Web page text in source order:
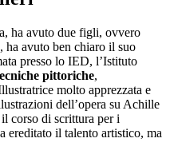
ha avuto due figli, ovvero
ha avuto ben chiaro il suo
presso lo IED, l’Istituto
pittoriche,
molto apprezzata e
dell’opera su Achille
corso di scrittura per i
ereditato il talento artistico, ma